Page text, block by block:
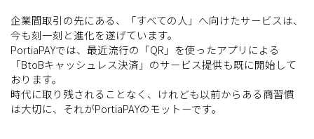
企業間取引の先にある、「すべての人」へ向けたサービスは、
今も刻一刻と進化を遂げています。
PortiaPAYでは、最近流行の「QR」を使ったアプリによる
「BtoBキャッシュレス決済」のサービス提供も既に開始して
おります。
時代に取り残されることなく、けれども以前からある商習慣
は大切に、それがPortiaPAYのモットーです。